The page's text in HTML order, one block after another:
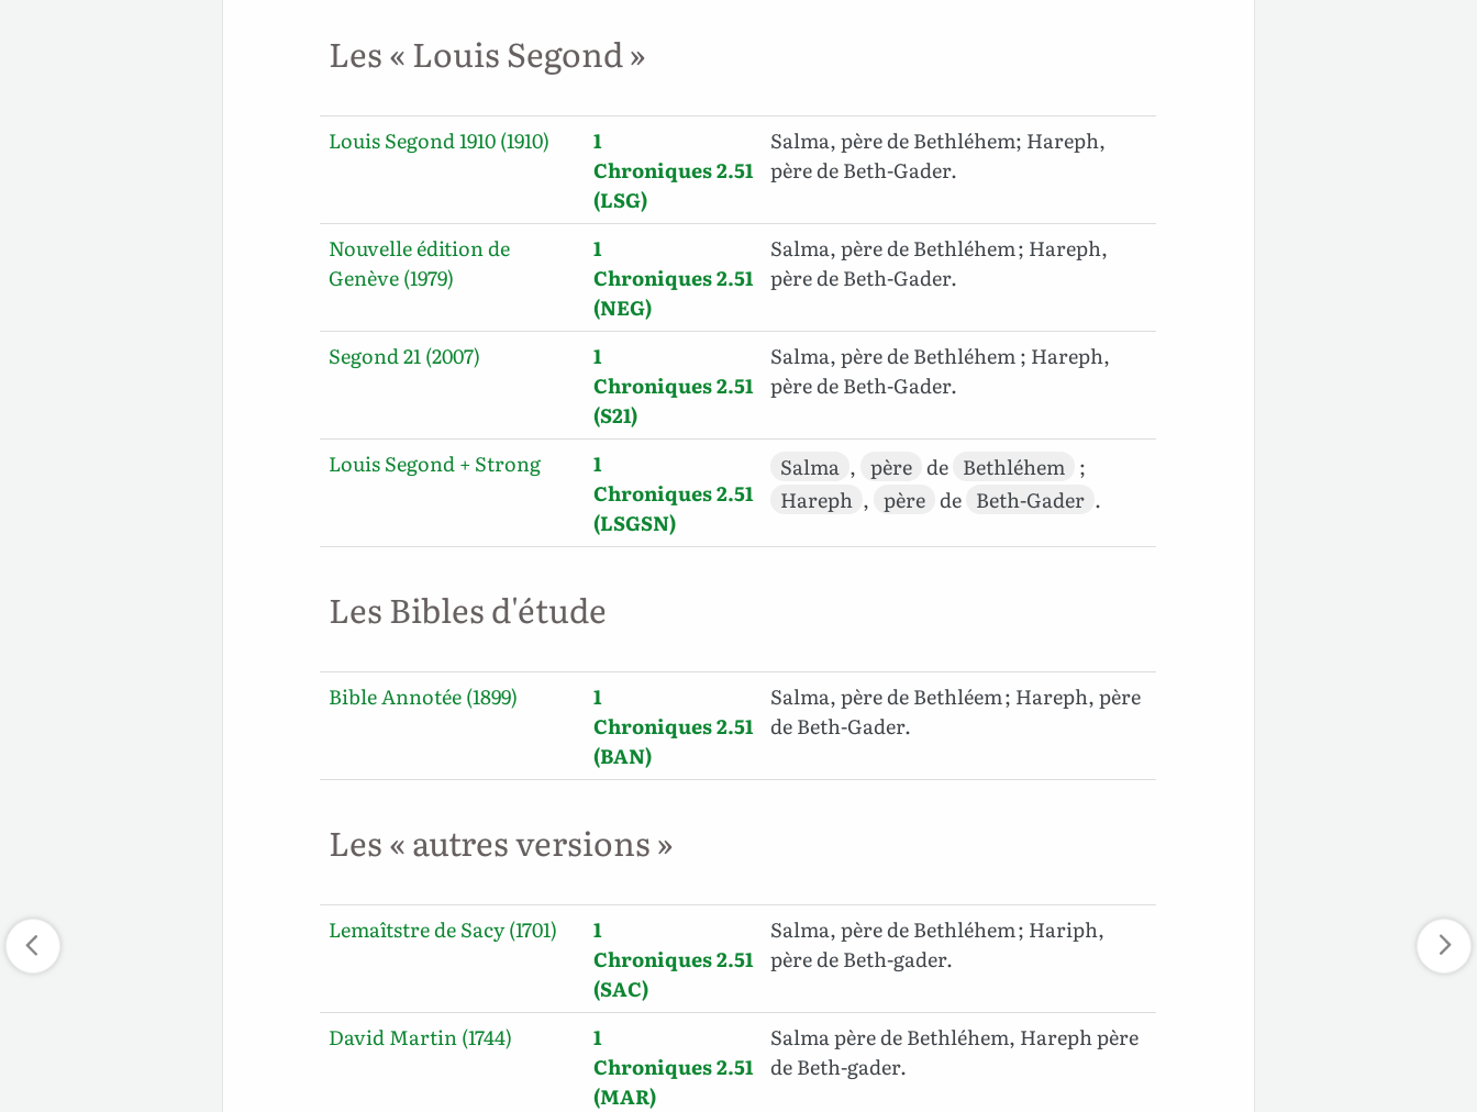
Les « Louis Segond »
Louis Segond 1910 (1910)
1
Chroniques 2.51
(LSG)
Salma, père de Bethléhem; Hareph,
père de Beth-Gader.
Nouvelle édition de
Genève (1979)
1
Chroniques 2.51
(NEG)
Salma, père de Bethléhem ; Hareph,
père de Beth-Gader.
Segond 21 (2007)
1
Chroniques 2.51
(S21)
Salma, père de Bethléhem ; Hareph,
père de Beth-Gader.
Louis Segond + Strong
1
Chroniques 2.51
(LSGSN)
Salma , père de Bethléhem ;
Hareph , père de Beth-Gader .
Les Bibles d'étude
Bible Annotée (1899)
1
Chroniques 2.51
(BAN)
Salma, père de Bethléem ; Hareph, père
de Beth-Gader.
Les « autres versions »
Lemaîtstre de Sacy (1701)
1
Chroniques 2.51
(SAC)
Salma, père de Bethléhem ; Hariph,
père de Beth-gader.
David Martin (1744)
1
Chroniques 2.51
(MAR)
Salma père de Bethléhem, Hareph père
de Beth-gader.